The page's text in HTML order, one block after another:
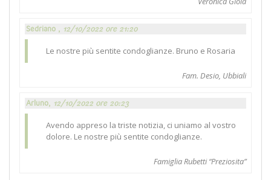
Sedriano , 12/10/2022 ore 21:20
Le nostre più sentite condoglianze. Bruno e Rosaria
Fam. Desio, Ubbiali
Arluno, 12/10/2022 ore 20:23
Avendo appreso la triste notizia, ci uniamo al vostro
dolore. Le nostre più sentite condoglianze.
Famiglia Rubetti “Preziosita”